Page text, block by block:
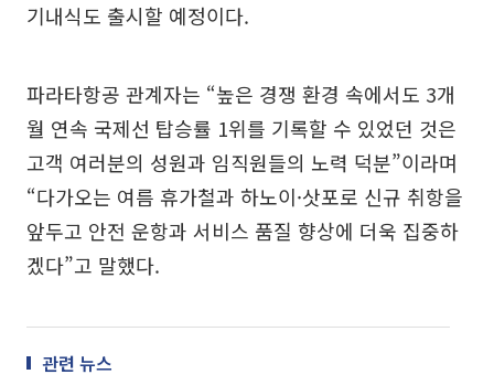
기내식도 출시할 예정이다.
파라타항공 관계자는 “높은 경쟁 환경 속에서도 3개
월 연속 국제선 탑승률 1위를 기록할 수 있었던 것은
고객 여러분의 성원과 임직원들의 노력 덕분”이라며
“다가오는 여름 휴가철과 하노이·삿포로 신규 취항을
앞두고 안전 운항과 서비스 품질 향상에 더욱 집중하
겠다”고 말했다.
관련 뉴스